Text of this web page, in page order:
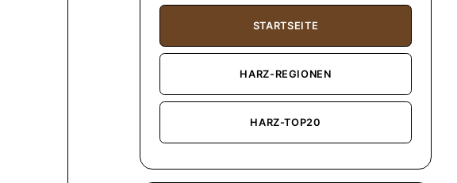
STARTSEITE
HARZ-REGIONEN
HARZ-TOP20